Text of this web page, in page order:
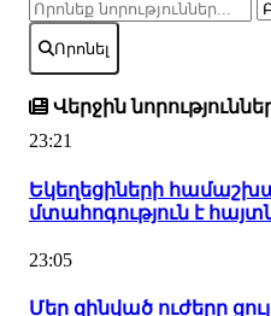
Որոնել
Վերջին
23:21
Եկեղեցիների
մտահոգություն է
23:05
Մեր զինված ուժերը